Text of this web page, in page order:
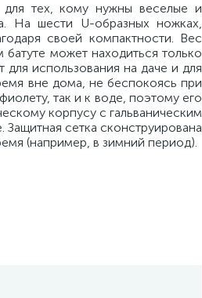
для тех, кому нужны веселые и
На шести U-образных ножках,
своей компактности. Вес
может находиться только
для использования на даче и для
вне дома, не беспокоясь при
так и к воде, поэтому его
корпусу с гальваническим
сетка сконструирована
(например, в зимний период).